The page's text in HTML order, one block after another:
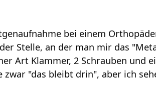
bei einem
Stelle, an der man mir das
Art Klammer, 2 Schrauben
"das bleibt drin", aber ich